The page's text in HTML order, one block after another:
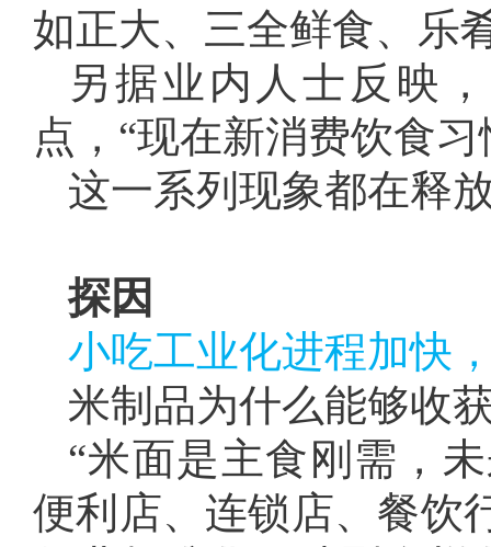
如正大、三全鲜食、乐
另据业内人士反映
点，“现在新消费饮食
这一系列现象都在释
探因
小吃工业化进程加快
米制品为什么能够收
“米面是主食刚需，
便利店、连锁店、餐饮